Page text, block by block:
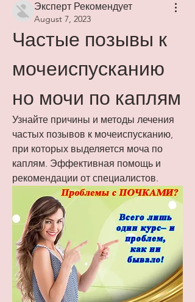
Эксперт Рекомендует
August 7, 2023
Частые позывы к
мочеиспусканию
но мочи по каплям
Узнайте причины и методы лечения
частых позывов к мочеиспусканию,
при которых выделяется моча по
каплям. Эффективная помощь и
рекомендации от специалистов.